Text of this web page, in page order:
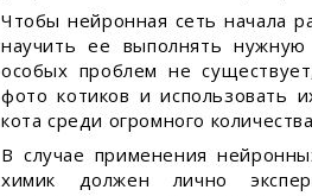
Чтобы нейронная сеть начала
научить ее выполнять нужную
особых проблем не
фото котиков и использовать
кота среди огромного
В случае применения
химик должен лично